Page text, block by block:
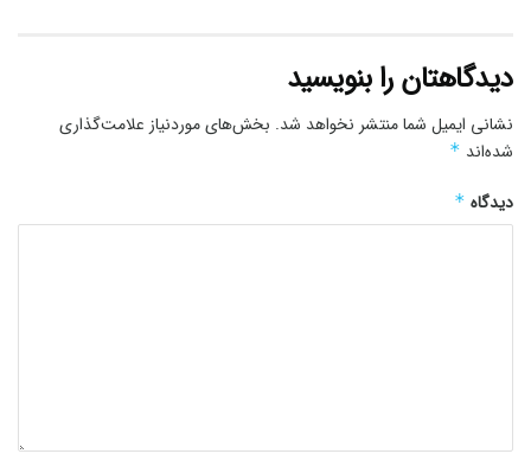
دیدگاهتان را بنویسید
نشانی ایمیل شما منتشر نخواهد شد. بخش‌های موردنیاز علامت‌گذاری
شده‌اند *
دیدگاه *